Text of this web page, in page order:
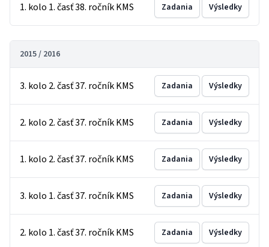
1. kolo 1. časť 38. ročník KMS Zadania Výsledky
2015 / 2016
3. kolo 2. časť 37. ročník KMS Zadania Výsledky
2. kolo 2. časť 37. ročník KMS Zadania Výsledky
1. kolo 2. časť 37. ročník KMS Zadania Výsledky
3. kolo 1. časť 37. ročník KMS Zadania Výsledky
2. kolo 1. časť 37. ročník KMS Zadania Výsledky